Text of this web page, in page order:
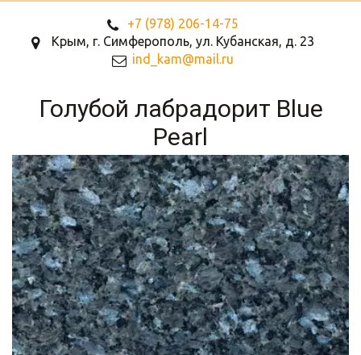
+7 (978) 206-14-75
Крым, г. Симферополь, ул. Кубанская, д. 23
ind_kam@mail.ru
Голубой лабрадорит Blue
Pearl